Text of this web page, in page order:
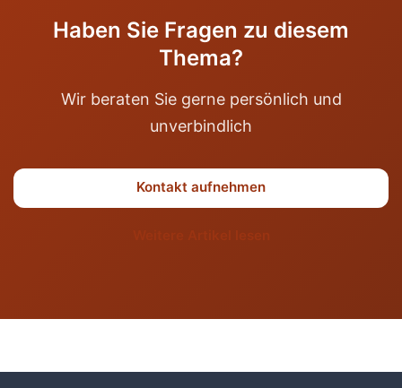
Haben Sie Fragen zu diesem
Thema?
Wir beraten Sie gerne persönlich und
unverbindlich
Kontakt aufnehmen